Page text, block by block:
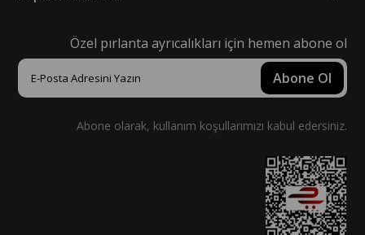
Özel pırlanta ayrıcalıkları için hemen abone ol
Abone Ol
Abone olarak, kullanım koşullarımızı kabul edersiniz.